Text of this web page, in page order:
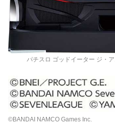
パチスロ ゴッドイーター ジ・
©BANDAI NAMCO Games Inc.